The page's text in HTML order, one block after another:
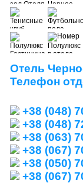
Отель
Телефон
+38 (048)
+38 (048)
+38 (063)
+38 (067)
+38 (050)
+38 (067)